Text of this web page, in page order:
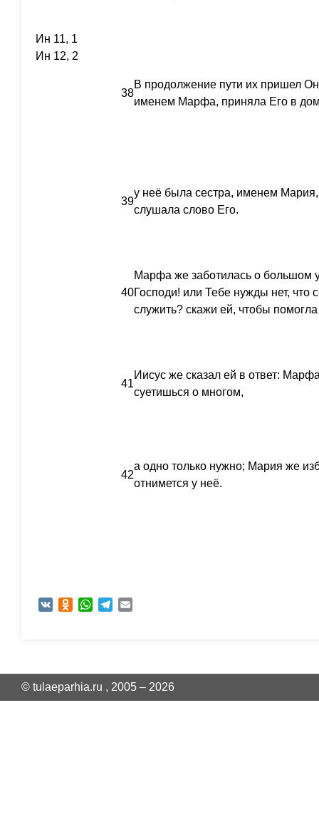
Ин 11, 1
Ин 12, 2
38
В продолжение пути их пришел
именем Марфа, приняла Его в
39
у неё была сестра, именем Мария,
слушала слово Его.
40
Марфа же заботилась о большом
Господи! или Тебе нужды нет, что
служить? скажи ей, чтобы
41
Иисус же сказал ей в ответ:
суетишься о многом,
42
а одно только нужно; Мария же
отнимется у неё.
VK Odnoklassniki
WhatsAppTelegram
© tulaeparhia.ru , 2005 – 2026